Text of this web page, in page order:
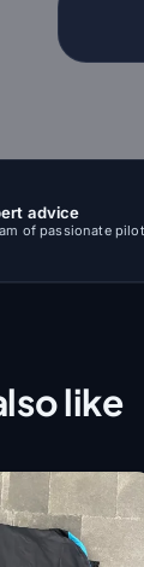
advice
of passionate
like